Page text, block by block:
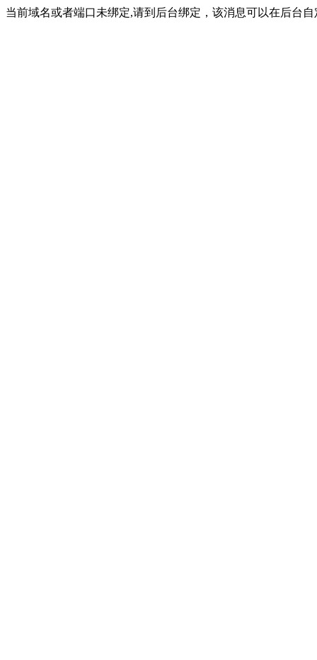
当前域名或者端口未绑定,请到后台绑定，该消息可以在后台自